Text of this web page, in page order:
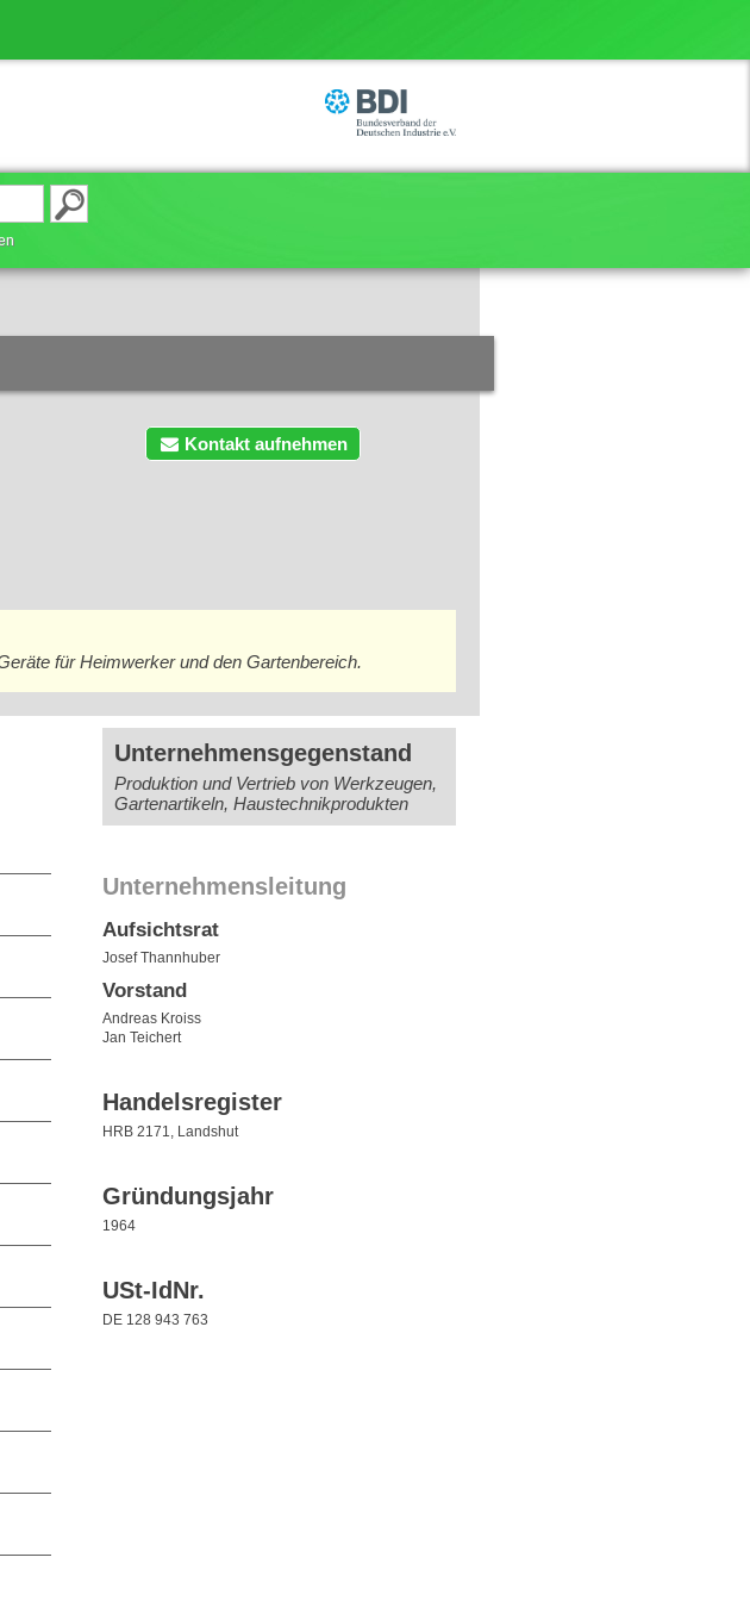
Kontakt aufnehmen
für Heimwerker und den Gartenbereich.
Unternehmensgegenstand
Produktion und Vertrieb von Werkzeugen,
Gartenartikeln, Haustechnikprodukten
Unternehmensleitung
Aufsichtsrat
Josef Thannhuber
Vorstand
Andreas Kroiss
Jan Teichert
Handelsregister
HRB 2171, Landshut
Gründungsjahr
1964
USt-IdNr.
DE 128 943 763